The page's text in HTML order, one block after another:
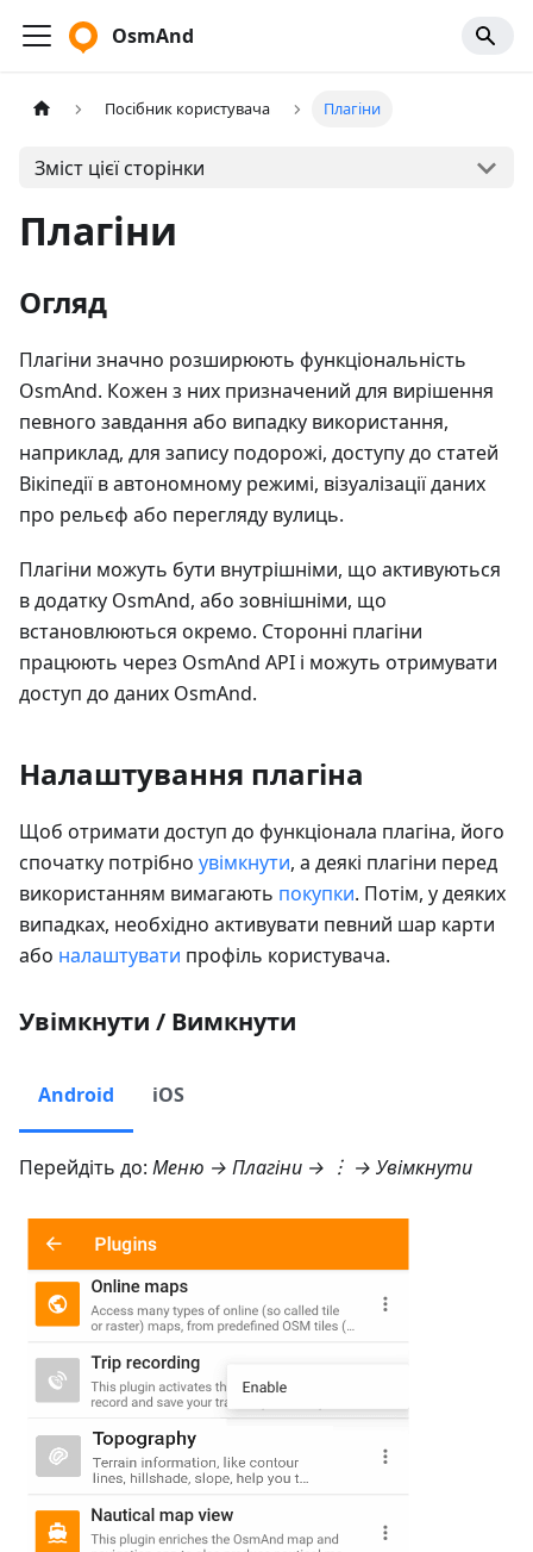
OsmAnd
Посібник користувача Плагіни
Зміст цієї сторінки
Плагіни
Огляд
Плагіни значно розширюють функціональність
OsmAnd. Кожен з них призначений для вирішення
певного завдання або випадку використання,
наприклад, для запису подорожі, доступу до статей
Вікіпедії в автономному режимі, візуалізації даних
про рельєф або перегляду вулиць.
Плагіни можуть бути внутрішніми, що активуються
в додатку OsmAnd, або зовнішніми, що
встановлюються окремо. Сторонні плагіни
працюють через OsmAnd API і можуть отримувати
доступ до даних OsmAnd.
Налаштування плагіна
Щоб отримати доступ до функціонала плагіна, його
спочатку потрібно увімкнути, а деякі плагіни перед
використанням вимагають покупки. Потім, у деяких
випадках, необхідно активувати певний шар карти
або налаштувати профіль користувача.
Увімкнути / Вимкнути
Android iOS
Перейдіть до: Меню → Плагіни → ︙ → Увімкнути